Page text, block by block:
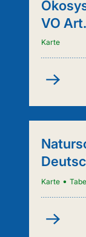
VO
Karte
(W-
VO
Art.
Karte •